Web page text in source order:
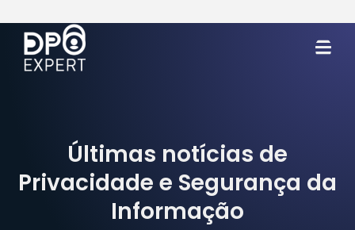
Últimas notícias de
Privacidade e Segurança da
Informação